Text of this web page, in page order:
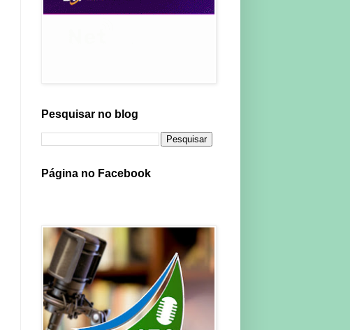
Pesquisar no blog
Página no Facebook